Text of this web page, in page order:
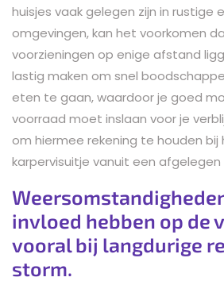
huisjes vaak gelegen zijn in rustige
omgevingen, kan het voorkomen
voorzieningen op enige afstand
lastig maken om snel
eten te gaan, waardoor je goed
voorraad moet inslaan voor je
om hiermee rekening te houden bij
karpervisuitje vanuit een afgelegen
invloed hebben op de
vooral bij langdurige
storm.